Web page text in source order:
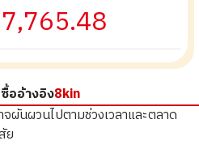
ออ้างอิง8kin
ผันผวนไปตามช่วงเวลาและตลาด
ย